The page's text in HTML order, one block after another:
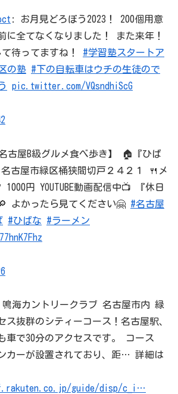
: お月見どろぼう2023！ 200個用意
に全てなくなりました！ また来年！
待ってますね！ #学習塾スタートア
の塾 #下の自転車はウチの生徒ので
pic.twitter.com/VQsndhiScG
古屋B級グルメ食べ歩き】 🏠️『ひば
古屋市緑区桶狭間切戸２４２１ 🍴メ
円 YOUTUBE動画配信中📺 『休日
よかったら見てください🤗 #名古屋
#ひばな
#ラーメン
海カントリークラブ 名古屋市内 緑
ス抜群のシティーコース！名古屋駅、
車で30分のアクセスです。 コース
カーが設置されており、距… 詳細は
guide/disp/c_i…